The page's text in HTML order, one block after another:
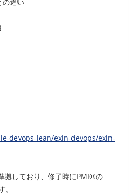
devops-lean/exin-devops/exin-
拠しており、修了時にPMI®の